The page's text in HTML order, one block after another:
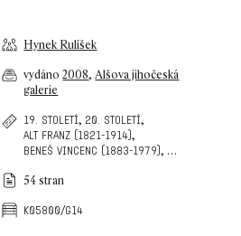
Hynek Rulíšek
vydáno2008, Alšova jihočeská
galerie
19. století, 20. století,
alt franz (1821-1914),
beneš vincenc (1883-1979), …
54 stran
k05800/g14